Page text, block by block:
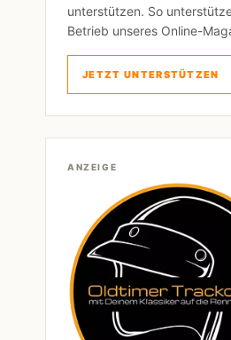
unterstützen. So
Betrieb unseres Online-
JETZT UNTERSTÜTZEN
ANZEIGE